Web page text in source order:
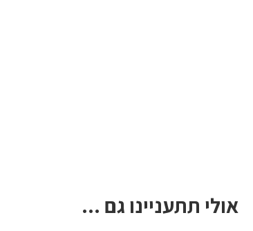
אולי תתעניינו גם ...